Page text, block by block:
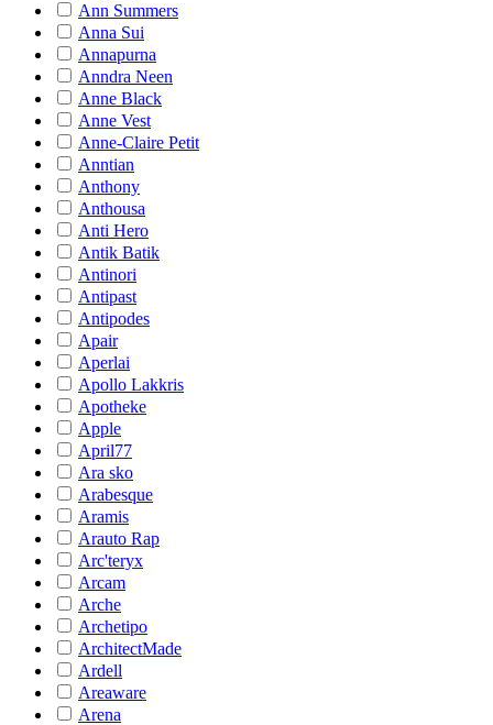
Ann Summers
Anna Sui
Annapurna
Anndra Neen
Anne Black
Anne Vest
Anne-Claire Petit
Anntian
Anthony
Anthousa
Anti Hero
Antik Batik
Antinori
Antipast
Antipodes
Apair
Aperlai
Apollo Lakkris
Apotheke
Apple
April77
Ara sko
Arabesque
Aramis
Arauto Rap
Arc'teryx
Arcam
Arche
Archetipo
ArchitectMade
Ardell
Areaware
Arena